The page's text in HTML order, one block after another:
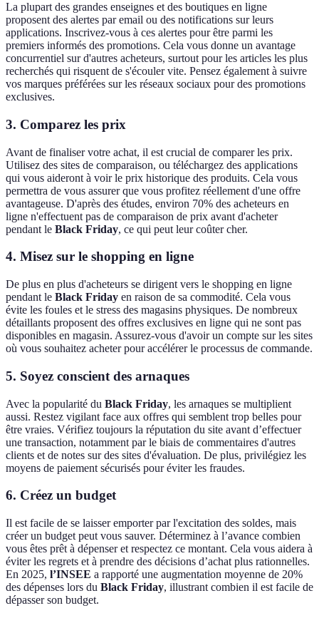
La plupart des grandes enseignes et des boutiques en ligne
proposent des alertes par email ou des notifications sur leurs
applications. Inscrivez-vous à ces alertes pour être parmi les
premiers informés des promotions. Cela vous donne un avantage
concurrentiel sur d'autres acheteurs, surtout pour les articles les plus
recherchés qui risquent de s'écouler vite. Pensez également à suivre
vos marques préférées sur les réseaux sociaux pour des promotions
exclusives.
3. Comparez les prix
Avant de finaliser votre achat, il est crucial de comparer les prix.
Utilisez des sites de comparaison, ou téléchargez des applications
qui vous aideront à voir le prix historique des produits. Cela vous
permettra de vous assurer que vous profitez réellement d'une offre
avantageuse. D'après des études, environ 70% des acheteurs en
ligne n'effectuent pas de comparaison de prix avant d'acheter
pendant le Black Friday, ce qui peut leur coûter cher.
4. Misez sur le shopping en ligne
De plus en plus d'acheteurs se dirigent vers le shopping en ligne
pendant le Black Friday en raison de sa commodité. Cela vous
évite les foules et le stress des magasins physiques. De nombreux
détaillants proposent des offres exclusives en ligne qui ne sont pas
disponibles en magasin. Assurez-vous d'avoir un compte sur les sites
où vous souhaitez acheter pour accélérer le processus de commande.
5. Soyez conscient des arnaques
Avec la popularité du Black Friday, les arnaques se multiplient
aussi. Restez vigilant face aux offres qui semblent trop belles pour
être vraies. Vérifiez toujours la réputation du site avant d’effectuer
une transaction, notamment par le biais de commentaires d'autres
clients et de notes sur des sites d'évaluation. De plus, privilégiez les
moyens de paiement sécurisés pour éviter les fraudes.
6. Créez un budget
Il est facile de se laisser emporter par l'excitation des soldes, mais
créer un budget peut vous sauver. Déterminez à l’avance combien
vous êtes prêt à dépenser et respectez ce montant. Cela vous aidera à
éviter les regrets et à prendre des décisions d’achat plus rationnelles.
En 2025, l’INSEE a rapporté une augmentation moyenne de 20%
des dépenses lors du Black Friday, illustrant combien il est facile de
dépasser son budget.